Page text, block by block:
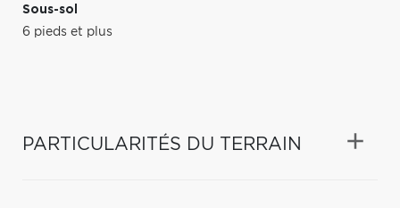
Sous-sol
6 pieds et plus
PARTICULARITÉS DU TERRAIN